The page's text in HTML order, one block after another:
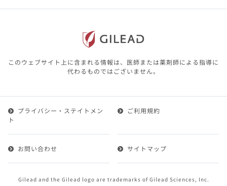
含む）の情報は、その製品またはその製品の
本サイト内の情報は、医師その他医療関係者
が行なうべきアドバイスやサービスを提供す
るものではありません。本サイトに表示され
ている情報は、決して、医師その他医療関係
1.会員とは、医療関係者の方で、本サービスの利用規約
ービスに登録を申し込みギリアドがこれを承認した方を
いいます。
けることができます。
このウェブサイト上に含まれる情報は、医師または薬剤師による指導に
代わるものではございません。
Gilead and the Gilead logo are trademarks of Gilead Sciences, Inc.
プライバシー・ステイトメン
ト
ご利用規約
お問い合わせ サイトマップ